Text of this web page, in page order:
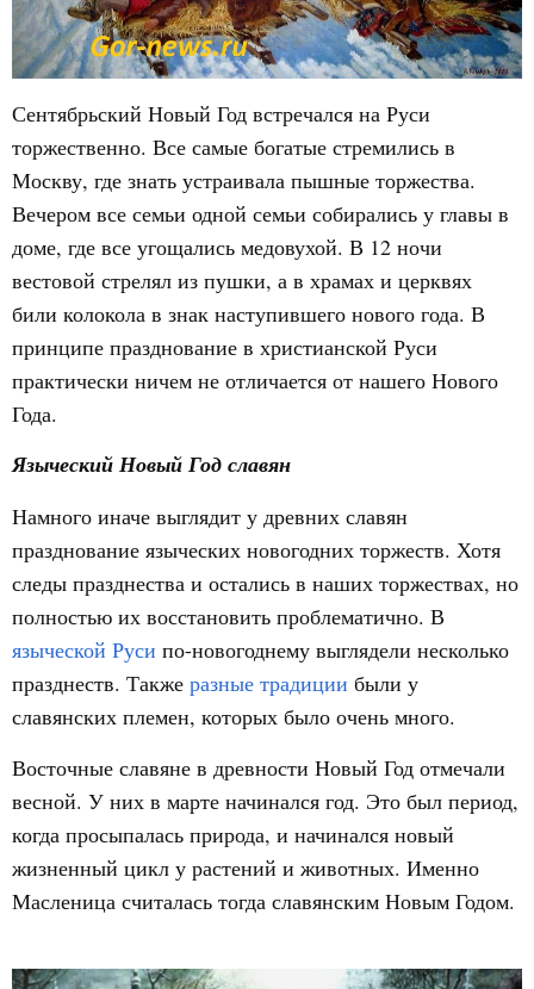
Сентябрьский Новый Год встречался на Руси
торжественно. Все самые богатые стремились в
Москву, где знать устраивала пышные торжества.
Вечером все семьи одной семьи собирались у главы в
доме, где все угощались медовухой. В 12 ночи
вестовой стрелял из пушки, а в храмах и церквях
били колокола в знак наступившего нового года. В
принципе празднование в христианской Руси
практически ничем не отличается от нашего Нового
Года.
Языческий Новый Год славян
Намного иначе выглядит у древних славян
празднование языческих новогодних торжеств. Хотя
следы празднества и остались в наших торжествах, но
полностью их восстановить проблематично. В
языческой Руси по-новогоднему выглядели несколько
празднеств. Также разные традиции были у
славянских племен, которых было очень много.
Восточные славяне в древности Новый Год отмечали
весной. У них в марте начинался год. Это был период,
когда просыпалась природа, и начинался новый
жизненный цикл у растений и животных. Именно
Масленица считалась тогда славянским Новым Годом.